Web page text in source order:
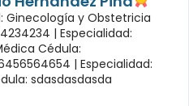
Ginecología y Obstetricia
| Especialidad:
Cédula:
| Especialidad:
sdasdasdasda